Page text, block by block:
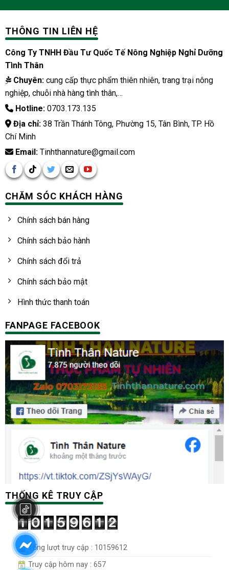
THÔNG TIN LIÊN HỆ
Công Ty TNHH Đầu Tư Quốc Tế Nông Nghiệp Nghỉ Dưỡng
Tình Thân
Chuyên:cung cấp thực phẩm thiên nhiên, trang trại nông
nghiệp, chuỗi nhà hàng tình thân,…
Hotline:0703.173.135
Địa chỉ:38 Trần Thánh Tông, Phường 15, Tân Bình, TP. Hồ
Chí Minh
Email:Tinhthannature@gmail.com
CHĂM SÓC KHÁCH HÀNG
Chính sách bán hàng
Chính sách bảo hành
Chính sách đổi trả
Chính sách bảo mật
Hình thức thanh toán
FANPAGE FACEBOOK
THỐNG KÊ TRUY CẬP
Tổng lượt truy cập : 10159612
Truy cập hôm nay : 657